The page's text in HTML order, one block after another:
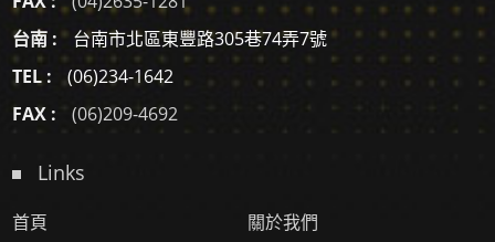
台南 :
台南市北區東豐路305巷74弄7號
TEL :
(06)234-1642
FAX :
(06)209-4692
Links
首頁
關於我們